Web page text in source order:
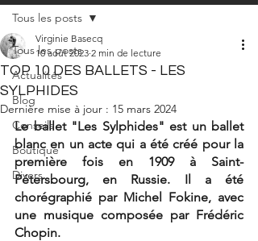
Tous les posts
Actualités
Blog
Conseils
Boutique
Divers
Tous les posts
TOP 10 DES BALLETS - LES
SYLPHIDES
Virginie Basecq
10 août 2023 2 min de lecture
Dernière mise à jour : 15 mars 2024
Le ballet "Les Sylphides" est un ballet
blanc en un acte qui a été créé pour la
première fois en 1909 à Saint-
Pétersbourg, en Russie. Il a été
chorégraphié par Michel Fokine, avec
une musique composée par Frédéric
Chopin.